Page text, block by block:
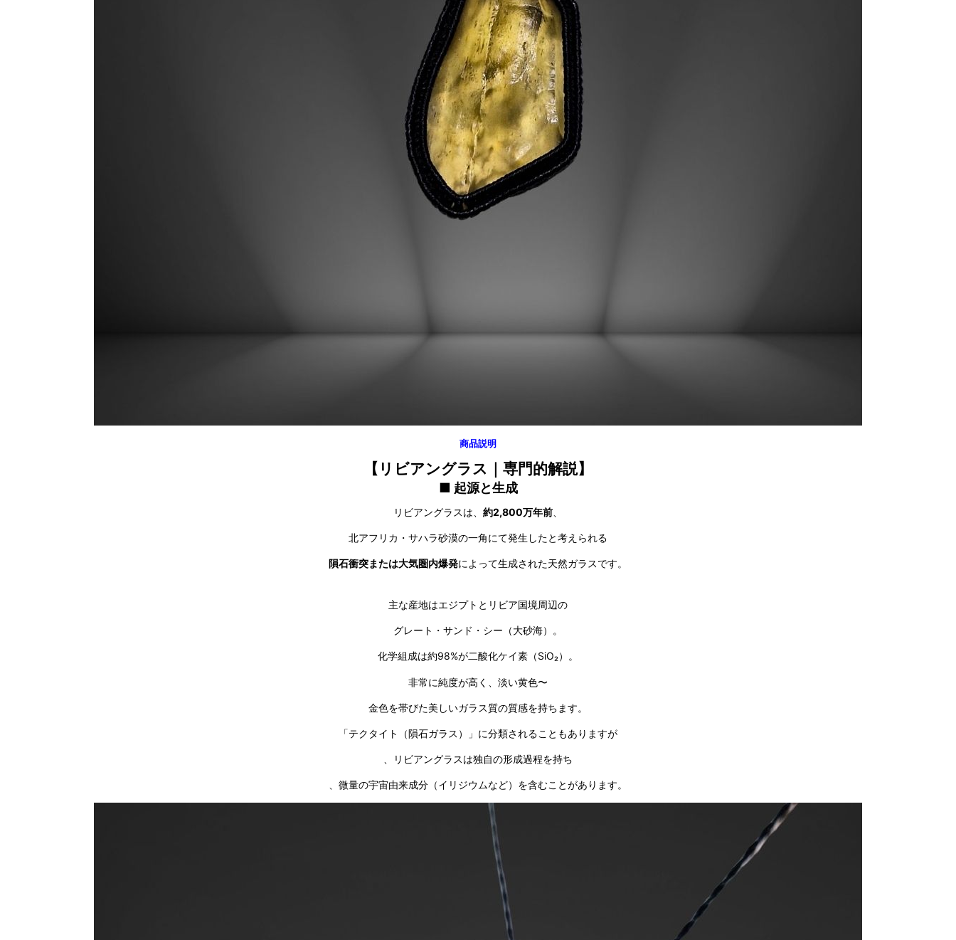
商品説明
【リビアングラス｜専門的解説】
■ 起源と生成
リビアングラスは、 約2,800万年前
北アフリカ・サハラ砂漠の一角にて発生したと考えられる
隕石衝突または大気圏内爆発によって生成された天然ガラスです。
主な産地はエジプトとリビア国境周辺の
グレート・サンド・シー（大砂海）。
化学組成は約98%が二酸化ケイ素（SiO₂）。
非常に純度が高く、淡い黄色〜
金色を帯びた美しいガラス質の質感を持ちます。
「テクタイト（隕石ガラス）」に分類されることもありますが
、リビアングラスは独自の形成過程を持ち
、微量の宇宙由来成分（イリジウムなど）を含むことがあります。